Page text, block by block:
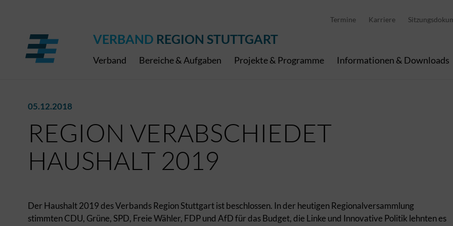
Termine Karriere
VERBAND REGION STUTTGART
Verband Bereiche & Aufgaben Projekte & Programme Informationen & Downloads
05.12.2018
REGION VERABSCHIEDET
HAUSHALT 2019
Der Haushalt 2019 des Verbands Region Stuttgart ist beschlossen. In der heutigen Regionalversammlung
stimmten CDU, Grüne, SPD, Freie Wähler, FDP und AfD für das Budget, die Linke und Innovative Politik lehnten es